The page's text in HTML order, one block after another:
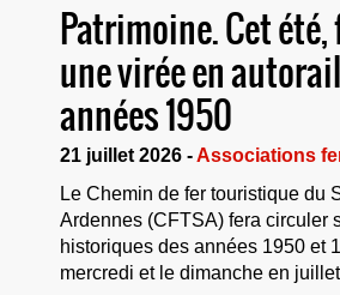
Patrimoine. Cet
une virée en
années 1950
21 juillet 2026 -Associations
Le Chemin de fer touristique du
Ardennes (CFTSA) fera circuler
historiques des années 1950 et
mercredi et le dimanche en